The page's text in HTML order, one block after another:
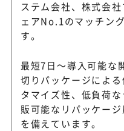
ステム会社、株式会
ェアNo.1のマッチン
す。
最短7日～導入可能な
切りパッケージによ
タマイズ性、低負荷
販可能なリパッケー
を備えています。